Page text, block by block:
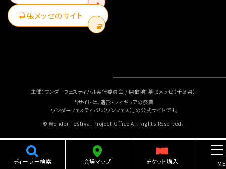
幕張メッセのサイト
主催：ワンダーフェスティバル実行委員会 / 開催地：幕張メッセ（千葉県）
当サイトは、造形・フィギュアの祭典
「ワンダーフェスティバル（ワンフェス）」の公式サイトです。
© Wonder Festival Project Office All Rights Reserved.
ディーラー検索 会場マップ チケット購入